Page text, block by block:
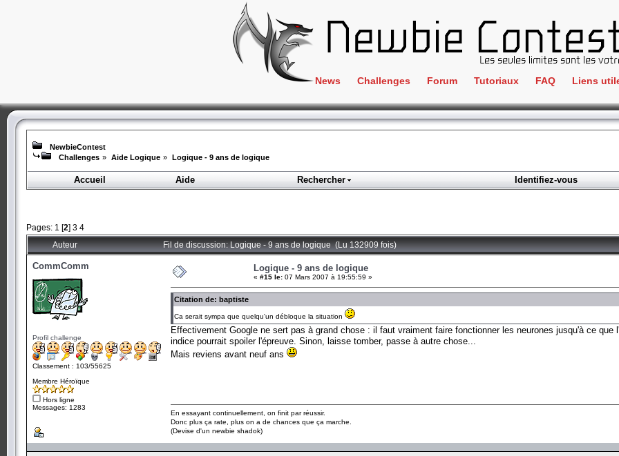
News Challenges
Crackme
ClientSide
Forensics
Programmation
Wargame
Tous les challenges
Forum Tutoriaux FAQ Liens
IRC
NewbieContest
Challenges » Aide Logique » Logique - 9 ans de logique
Accueil
Aide Rechercher Identifiez-vous
Pages: 1 [2] 3 4
Auteur Fil de discussion: Logique - 9 ans de logique (Lu 132909 fois)
CommComm
Profil challenge
Classement : 103/55625
Membre Héroïque
Hors ligne
Messages: 1283
Logique - 9 ans de logique
« #15 le: 07 Mars 2007 à 19:55:59 »
Citation de: baptiste
Ca serait sympa que quelqu'un débloque la situation
Effectivement Google ne sert pas à grand chose : il faut vraiment faire fonctionner les neurones jusqu'à ce
indice pourrait spoiler l'épreuve. Sinon, laisse tomber, passe à autre chose...
Mais reviens avant neuf ans
En essayant continuellement, on finit par réussir.
Donc plus ça rate, plus on a de chances que ça marche.
(Devise d'un newbie shadok)